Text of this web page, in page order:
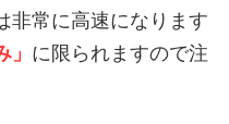
非常に高速になります
に限られますので注